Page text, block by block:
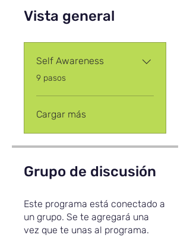
Vista general
Self Awareness
.9 pasos
Cargar más
Grupo de discusión
Este programa está conectado a
un grupo. Se te agregará una
vez que te unas al programa.